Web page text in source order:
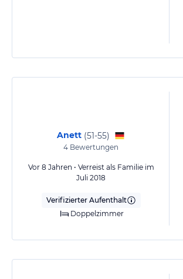
Anett (51-55)
4 Bewertungen
Vor 8 Jahren • Verreist als Familie im
Juli 2018
Verifizierter Aufenthalt
Doppelzimmer